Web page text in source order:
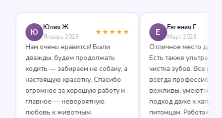
Юлия Ж.
Январь 2026
★★★★★
Нам очень нравится! Были
дважды, будем продолжать
ходить — забираем не собаку, а
настоящую красотку. Спасибо
огромное за хорошую работу и
главное — невероятную
любовь к животным.
Евгения Г.
Март 2026
Отличное место для
Есть также
чистка зубов. Все мастера
всегда профессиональны
вежливы, умеют находить
подход даже к капризным
питомцам. Работают